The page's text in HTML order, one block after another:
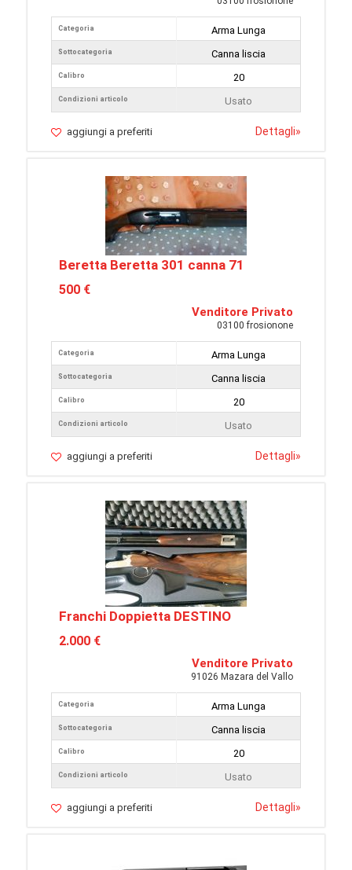
Categoria
Sottocategoria
Calibro
Condizioni articolo
Arma Lunga
Canna liscia
20
Usato
aggiungi a preferiti Dettagli»
Beretta Beretta 301 canna 71
500 €
Venditore Privato
03100 frosionone
Categoria
Sottocategoria
Calibro
Condizioni articolo
Arma Lunga
Canna liscia
20
Usato
aggiungi a preferiti Dettagli»
Franchi Doppietta DESTINO
2.000 €
Venditore Privato
91026 Mazara del Vallo
Categoria
Sottocategoria
Calibro
Condizioni articolo
Arma Lunga
Canna liscia
20
Usato
aggiungi a preferiti Dettagli»